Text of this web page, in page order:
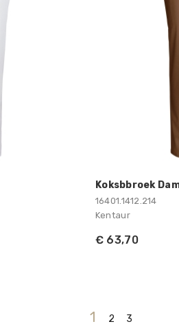
Koksbbroek
16401.1412.214
Kentaur
€ 63,70
1 2 3